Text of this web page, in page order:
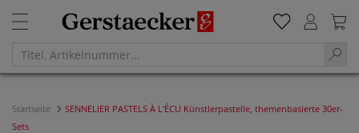
Startseite
SENNELIER PASTELS À L'ÉCU Künstlerpastelle, themenbasierte 30er-
Sets